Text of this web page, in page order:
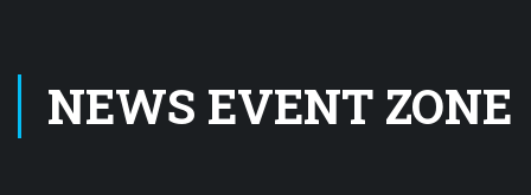
NEWS EVENT ZONE